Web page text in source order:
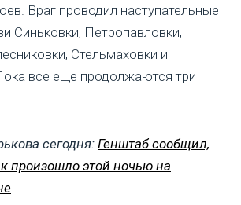
Враг проводил наступательные
Синьковки, Петропавловки,
Стельмаховки и
все еще продолжаются три
сегодня: Генштаб сообщил,
произошло этой ночью на